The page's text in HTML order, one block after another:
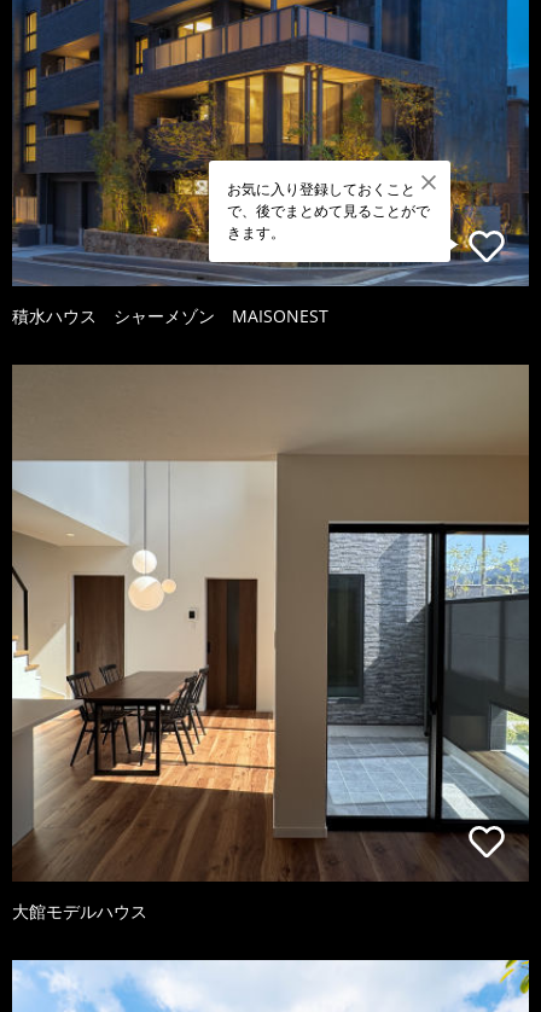
お気に入り登録しておくこと
で、後でまとめて見ることがで
きます。
積水ハウス シャーメゾン MAISONEST
大館モデルハウス